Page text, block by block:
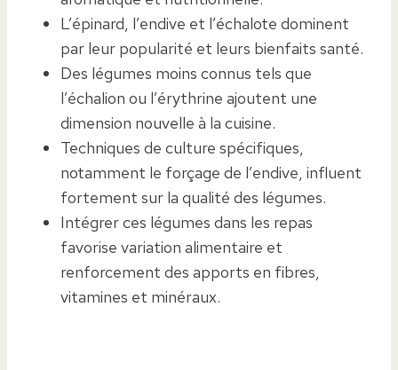
L’épinard, l’endive et l’échalote dominent
par leur popularité et leurs bienfaits santé.
Des légumes moins connus tels que
l’échalion ou l’érythrine ajoutent une
dimension nouvelle à la cuisine.
Techniques de culture spécifiques,
notamment le forçage de l’endive, influent
fortement sur la qualité des légumes.
Intégrer ces légumes dans les repas
favorise variation alimentaire et
renforcement des apports en fibres,
vitamines et minéraux.